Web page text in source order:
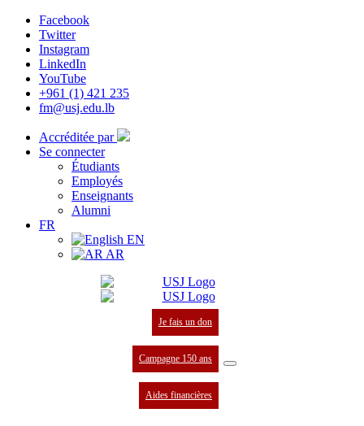
Facebook
Twitter
Instagram
LinkedIn
YouTube
+961 (1) 421 235
fm@usj.edu.lb
Accréditée par
Se connecter
Étudiants
Employés
Enseignants
Alumni
FR
EN
AR
Je fais un don
Campagne 150 ans
Aides financières